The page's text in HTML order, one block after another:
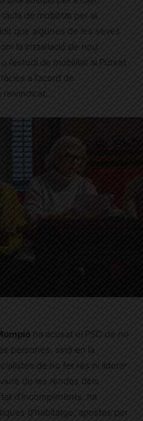
de mobilitat per al
que algunes de les seves
la instal·lació de nou
l’estudi de mobilitat al Putxet
a l’acord de
reivindicat.
ha acusat el PSC de no
persones, sinó en la
de no fer res ni liderar
de les rendes dels
d’incompliments, ha
d’habitatge, apostes per